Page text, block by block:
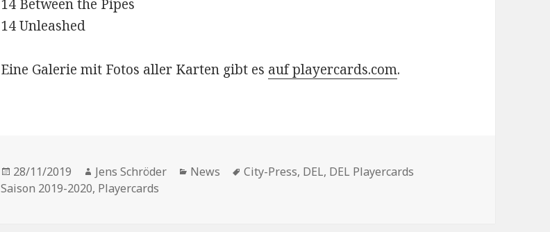
14 Between the Pipes
14 Unleashed
Eine Galerie mit Fotos aller Karten gibt es auf playercards.com.
Veröffentlicht
am
28/11/2019 Autor
Jens Schröder Kategorien
News Schlagwörter
City-Press, DEL, DEL Playercards
Saison 2019-2020, Playercards